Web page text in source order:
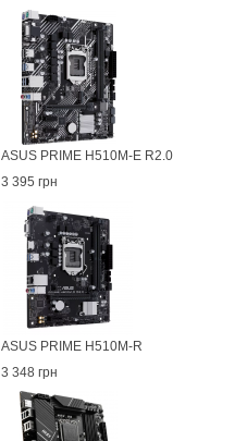
ASUS PRIME H510M-E R2.0
3 395 грн
ASUS PRIME H510M-R
3 348 грн